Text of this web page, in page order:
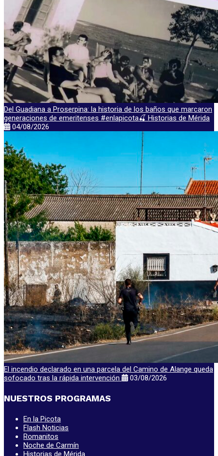
Del Guadiana a Proserpina: la historia de los baños que marcaron
generaciones de emeritenses #enlapicota🍒 Historias de Mérida
04/08/2026
El incendio declarado en una parcela del Camino de Alange queda
sofocado tras la rápida intervención
03/08/2026
NUESTROS PROGRAMAS
En la Picota
Flash Noticias
Romanitos
Noche de Carmín
Historias de Mérida